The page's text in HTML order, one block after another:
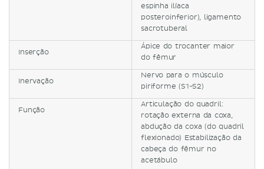
espinha ilíaca
posteroinferior), ligamento
sacrotuberal
Inserção
Ápice do trocanter maior
do fêmur
Inervação
Nervo para o músculo
piriforme (S1-S2)
Função
Articulação do quadril:
rotação externa da coxa,
abdução da coxa (do quadril
flexionado) Estabilização da
cabeça do fêmur no
acetábulo